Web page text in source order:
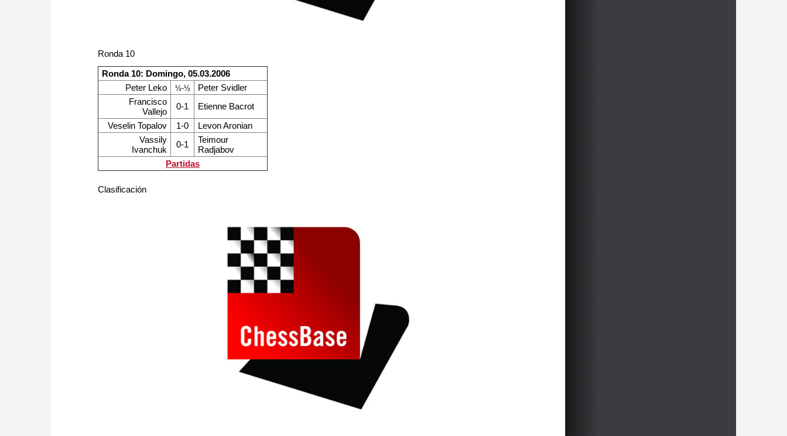
Ronda 10
Ronda 10: Domingo, 05.03.2006
Peter Leko
½-½
Peter Svidler
Francisco
Vallejo
0-1
Etienne Bacrot
Veselin Topalov
1-0
Levon Aronian
Vassily
Ivanchuk
0-1
Teimour
Radjabov
Partidas
Clasificación